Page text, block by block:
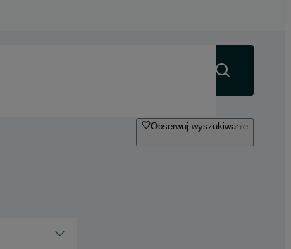
Obserwuj wyszukiwanie